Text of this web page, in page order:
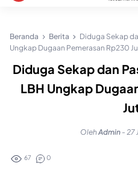
Beranda Berita
Diduga Sekap
Ungkap Dugaan Pemerasan Rp230
Diduga Sekap dan
LBH Ungkap
OlehAdmin - 27
67 0